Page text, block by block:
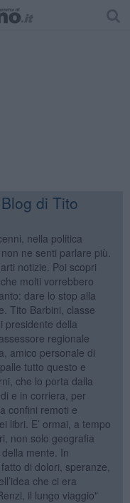
di Tito
nella politica
ne senti parlare più.
notizie. Poi scopri
molti vorrebbero
dare lo stop alla
Tito Barbini, classe
presidente della
regionale
amico personale di
tutto questo e
che lo porta dalla
e in corriera, per
confini remoti e
libri. E’ ormai, a tempo
non solo geografia
mente. In
di dolori, speranze,
che ci era
il lungo viaggio"